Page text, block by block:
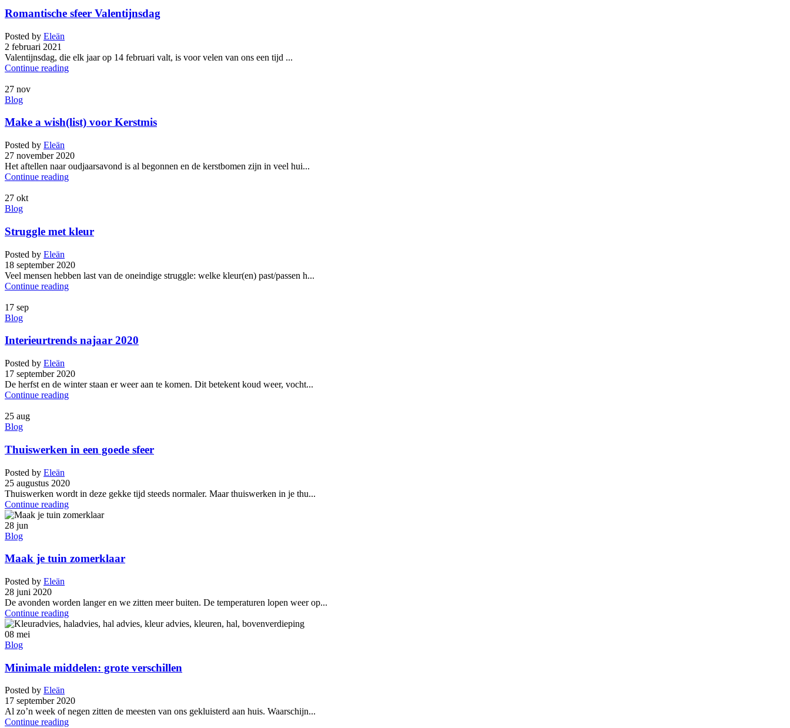
Romantische sfeer Valentijnsdag
Posted by Eleän
2 februari 2021
Valentijnsdag, die elk jaar op 14 februari valt, is voor velen van ons een tijd ...
Continue reading
27 nov
Blog
Make a wish(list) voor Kerstmis
Posted by Eleän
27 november 2020
Het aftellen naar oudjaarsavond is al begonnen en de kerstbomen zijn in veel hui...
Continue reading
27 okt
Blog
Struggle met kleur
Posted by Eleän
18 september 2020
Veel mensen hebben last van de oneindige struggle: welke kleur(en) past/passen h...
Continue reading
17 sep
Blog
Interieurtrends najaar 2020
Posted by Eleän
17 september 2020
De herfst en de winter staan er weer aan te komen. Dit betekent koud weer, vocht...
Continue reading
25 aug
Blog
Thuiswerken in een goede sfeer
Posted by Eleän
25 augustus 2020
Thuiswerken wordt in deze gekke tijd steeds normaler. Maar thuiswerken in je thu...
Continue reading
28 jun
Blog
Maak je tuin zomerklaar
Posted by Eleän
28 juni 2020
De avonden worden langer en we zitten meer buiten. De temperaturen lopen weer op...
Continue reading
08 mei
Blog
Minimale middelen: grote verschillen
Posted by Eleän
17 september 2020
Al zo’n week of negen zitten de meesten van ons gekluisterd aan huis. Waarschijn...
Continue reading